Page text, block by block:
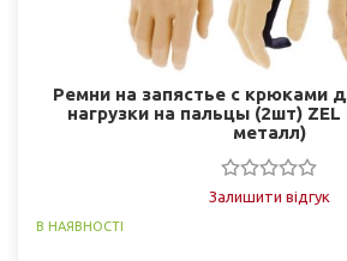
Ремни на запястье с крюками
нагрузки на пальцы (2шт) ZEL
металл)
Залишити відгук
В НАЯВНОСТІ